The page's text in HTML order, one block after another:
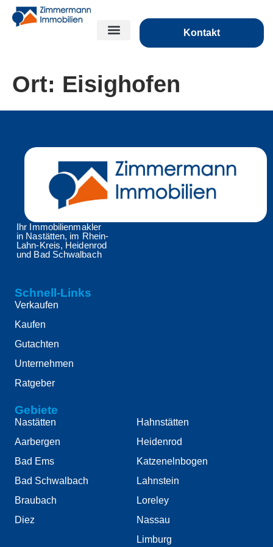
Kontakt
Ort: Eisighofen
Ihr Immobilienmakler
in Nastätten, im Rhein-
Lahn-Kreis, Heidenrod
und Bad Schwalbach
Schnell-Links
Verkaufen
Kaufen
Gutachten
Unternehmen
Ratgeber
Gebiete
Nastätten
Aarbergen
Bad Ems
Bad Schwalbach
Braubach
Diez
Hahnstätten
Heidenrod
Katzenelnbogen
Lahnstein
Loreley
Nassau
Limburg